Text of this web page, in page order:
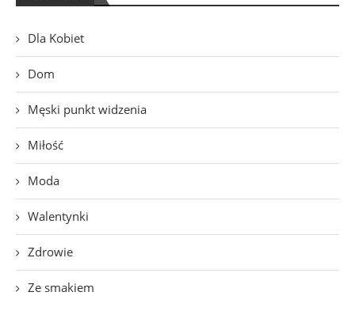
Dla Kobiet
Dom
Męski punkt widzenia
Miłość
Moda
Walentynki
Zdrowie
Ze smakiem